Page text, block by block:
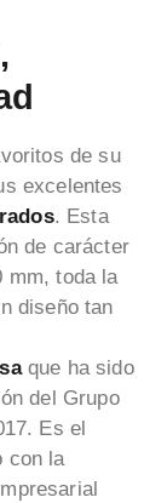
de su
excelentes
. Esta
de carácter
mm, toda la
diseño tan
que ha sido
del Grupo
Es el
con la